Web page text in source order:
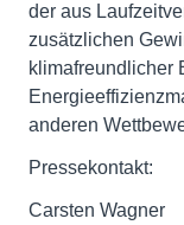
der aus
zusätzlichen
klimafreundlicher
anderen
Pressekontakt:
Carsten Wagner